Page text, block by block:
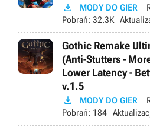
 MODY DO GIER
Pobrań: 32.3K
Gothic Remake
(Anti-Stutters -
Lower Latency -
v.1.5
 MODY DO GIER
Pobrań: 184